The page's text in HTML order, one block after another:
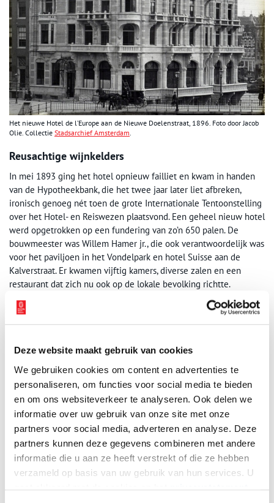
Deze website maakt gebruik van cookies
We gebruiken cookies om content en advertenties te
personaliseren, om functies voor social media te bieden
en om ons websiteverkeer te analyseren. Ook delen we
informatie over uw gebruik van onze site met onze
partners voor social media, adverteren en analyse. Deze
partners kunnen deze gegevens combineren met andere
informatie die u aan ze heeft verstrekt of die ze hebben
verzameld op basis van uw gebruik van hun services. U
Het nieuwe Hotel de l’Europe aan de Nieuwe Doelenstraat, 1896. Foto door Jacob
Olie. Collectie Stadsarchief Amsterdam.
Reusachtige wijnkelders
In mei 1893 ging het hotel opnieuw failliet en kwam in handen
van de Hypotheekbank, die het twee jaar later liet afbreken,
ironisch genoeg nét toen de grote Internationale Tentoonstelling
over het Hotel- en Reiswezen plaatsvond. Een geheel nieuw hotel
werd opgetrokken op een fundering van zo’n 650 palen. De
bouwmeester was Willem Hamer jr., die ook verantwoordelijk was
voor het paviljoen in het Vondelpark en hotel Suisse aan de
Kalverstraat. Er kwamen vijftig kamers, diverse zalen en een
restaurant dat zich nu ook op de lokale bevolking richtte.
Op de begane grond was er een café en een terras aan het water.
Met een lift, centrale verwarming, gas en elektriciteit en op elke
voorzien van alle comfort uit die tijd. Elke kamer had een
verwarming hield. De Hypotheekbank had al een hotel aan de
Prins Hendrikkade onder zijn hoede, dat ‘Hotel de l’ Europe’
heette. In het najaar van 1896 ging die naam mét de inventaris
officieel over op het oude hotel Rondeel.
Bij de opening van het nieuwe hotel De l’Europe werd natuurlijk
de pers uitgenodigd. DeAmsterdammerschreef: ‘Alles ziet er nu
bijzonder vrolijk, licht en gezellig uit, geheel zoals men dat in
een familiehotel van de eerste rang kan verwachten.’ Dagblad